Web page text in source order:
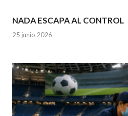
NADA ESCAPA AL CONTROL
25 junio 2026